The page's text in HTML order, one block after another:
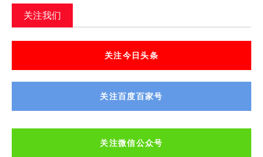
关注我们
关注今日头条
关注百度百家号
关注微信公众号